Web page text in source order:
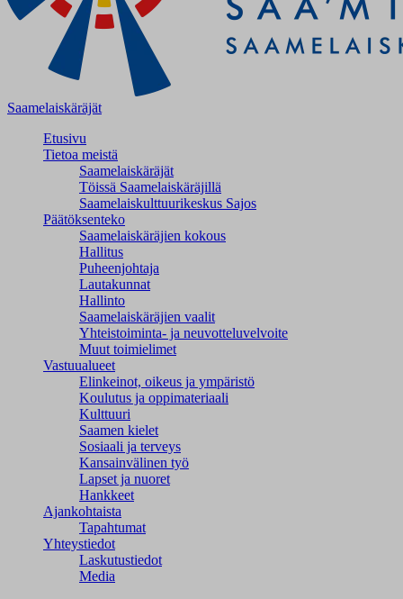
Saamelaiskäräjät
Etusivu
Tietoa meistä
Saamelaiskäräjät
Töissä Saamelaiskäräjillä
Saamelaiskulttuuri­keskus Sajos
Päätöksenteko
Saamelaiskäräjien kokous
Hallitus
Puheenjohtaja
Lautakunnat
Hallinto
Saamelaiskäräjien vaalit
Yhteistoiminta- ja neuvotteluvelvoite
Muut toimielimet
Vastuualueet
Elinkeinot, oikeus ja ympäristö
Koulutus ja oppimateriaali
Kulttuuri
Saamen kielet
Sosiaali ja terveys
Kansainvälinen työ
Lapset ja nuoret
Hankkeet
Ajankohtaista
Tapahtumat
Yhteystiedot
Laskutustiedot
Media